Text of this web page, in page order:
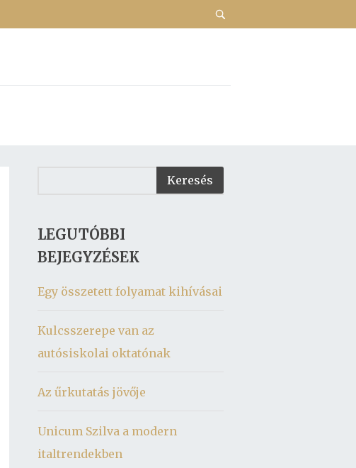
LEGUTÓBBI
BEJEGYZÉSEK
Egy összetett folyamat kihívásai
Kulcsszerepe van az
autósiskolai oktatónak
Az űrkutatás jövője
Unicum Szilva a modern
italtrendekben